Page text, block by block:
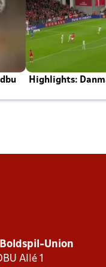
Highlights:
Union
Allé 1